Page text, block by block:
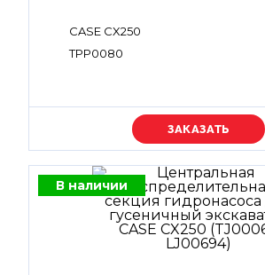
CASE CX250
TPP0080
Уточняйте цену
В наличии